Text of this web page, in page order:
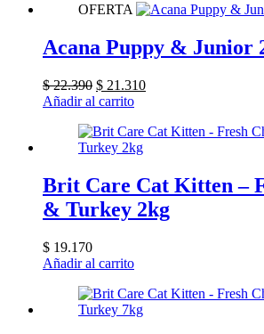
OFERTA
Acana Puppy & Junior
$22.390 El
precio
era:
$ 22.390.
$ 21.310El
es:
Añadir al carrito
Brit Care Cat Kitten –
& Turkey 2kg
$ 19.170
Añadir al carrito